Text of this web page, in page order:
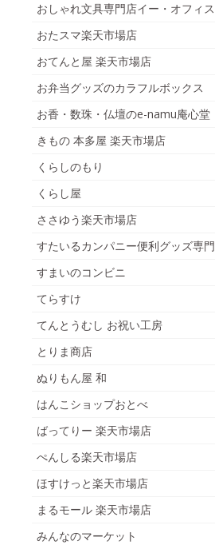
おしゃれ文具専門店イー・オフィス
おたスマ楽天市場店
おてんと屋 楽天市場店
お弁当グッズのカラフルボックス
お香・数珠・仏壇のe-namu庵心堂
きもの 本多屋 楽天市場店
くらしのもり
くらし屋
ささゆう楽天市場店
すたいるカンパニー便利グッズ専門
すまいのコンビニ
てらすけ
てんとうむし お祝い工房
とりま商店
ぬりもん屋 和
はんこショップおとべ
ばってりー 楽天市場店
ぺんしる楽天市場店
ほすけっと楽天市場店
まるモール 楽天市場店
みんなのマーケット